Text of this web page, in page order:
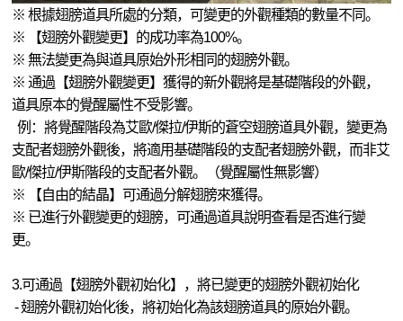
※ 根據翅膀道具所處的分類，可變更的外觀種類的數量不同。
※ 【翅膀外觀變更】的成功率為100%。
※ 無法變更為與道具原始外形相同的翅膀外觀。
※ 通過【翅膀外觀變更】獲得的新外觀將是基礎階段的外觀，
道具原本的覺醒屬性不受影響。
例：將覺醒階段為艾歐/傑拉/伊斯的蒼空翅膀道具外觀，變更為
支配者翅膀外觀後，將適用基礎階段的支配者翅膀外觀，而非艾
歐/傑拉/伊斯階段的支配者外觀。（覺醒屬性無影響）
※ 【自由的結晶】可通過分解翅膀來獲得。
※ 已進行外觀變更的翅膀，可通過道具說明查看是否進行變
更。
3.可通過【翅膀外觀初始化】，將已變更的翅膀外觀初始化
- 翅膀外觀初始化後，將初始化為該翅膀道具的原始外觀。